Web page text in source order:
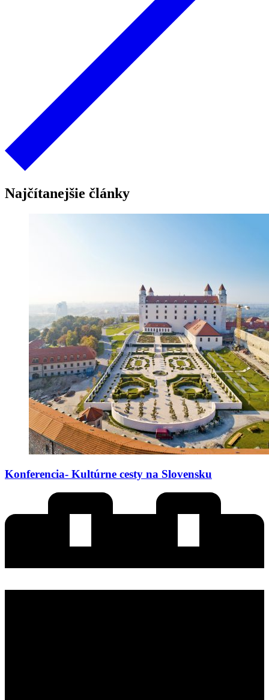
Najčítanejšie články
Konferencia- Kultúrne cesty na Slovensku